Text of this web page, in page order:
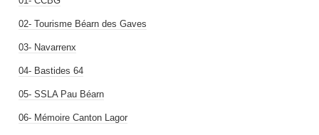
02- Tourisme Béarn des Gaves
03- Navarrenx
04- Bastides 64
05- SSLA Pau Béarn
06- Mémoire Canton Lagor